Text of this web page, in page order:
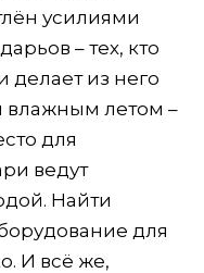
усилиями
– тех, кто
делает из него
влажным летом –
для
ведут
Найти
для
И всё же,